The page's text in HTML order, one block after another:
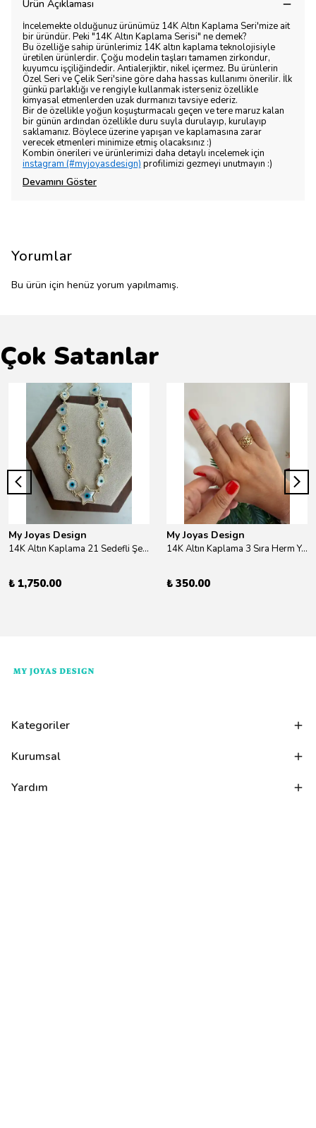
Ürün Açıklaması
İncelemekte olduğunuz ürünümüz 14K Altın Kaplama Seri'mize ait
bir üründür. Peki "14K Altın Kaplama Serisi" ne demek?
Bu özelliğe sahip ürünlerimiz 14K altın kaplama teknolojisiyle
üretilen ürünlerdir. Çoğu modelin taşları tamamen zirkondur,
kuyumcu işçiliğindedir. Antialerjiktir, nikel içermez. Bu ürünlerin
Özel Seri ve Çelik Seri'sine göre daha hassas kullanımı önerilir. İlk
günkü parlaklığı ve rengiyle kullanmak isterseniz özellikle
kimyasal etmenlerden uzak durmanızı tavsiye ederiz.
Bir de özellikle yoğun koşuşturmacalı geçen ve tere maruz kalan
bir günün ardından özellikle duru suyla durulayıp, kurulayıp
saklamanız. Böylece üzerine yapışan ve kaplamasına zarar
verecek etmenleri minimize etmiş olacaksınız :)
Kombin önerileri ve ürünlerimizi daha detaylı incelemek için
instagram (#myjoyasdesign) profilimizi gezmeyi unutmayın :)
Devamını Göster
Yorumlar
Bu ürün için henüz yorum yapılmamış.
Çok Satanlar
My Joyas Design
14K Altın Kaplama 21 Sedefli Şekiller Kolye 46cm
₺ 1,750.00
My Joyas Design
14K Altın Kaplama 3 Sıra Herm Yüzük Gold
₺ 350.00
Kategoriler
Kurumsal
Yardım